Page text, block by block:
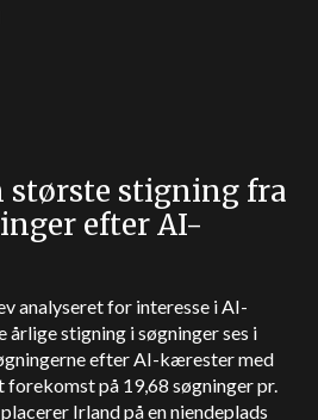
største stigning fra
efter AI-
analyseret for interesse i AI-
årlige stigning i søgninger ses i
efter AI-kærester med
forekomst på 19,68 søgninger pr.
Irland på en niendeplads